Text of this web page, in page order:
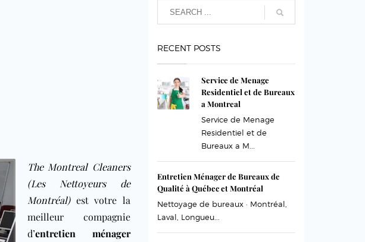
The Montreal Cleaners
(Les Nettoyeurs de
Montréal)est votre la
meilleur compagnie
d’entretien ménager
RECENT POSTS
Service de Menage
Residentiel et de Bureaux
a Montreal
Service de Menage
Residentiel et de
Bureaux a M...
Entretien Ménager de Bureaux de
Qualité à Québec et Montréal
Nettoyage de bureaux · Montréal,
Laval, Longueu...